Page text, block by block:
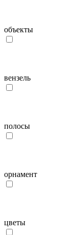
объекты
вензель
полосы
орнамент
цветы